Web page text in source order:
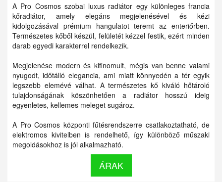
A Pro Cosmos szobai luxus radiátor egy különleges francia
kőradiátor, amely elegáns megjelenésével és kézi
kidolgozásával prémium hangulatot teremt az enteriőrben.
Természetes kőből készül, felületét kézzel festik, ezért minden
darab egyedi karakterrel rendelkezik.
Megjelenése modern és kifinomult, mégis van benne valami
nyugodt, időtálló elegancia, ami miatt könnyedén a tér egyik
legszebb elemévé válhat. A természetes kő kiváló hőtároló
tulajdonságának köszönhetően a radiátor hosszú ideig
egyenletes, kellemes meleget sugároz.
A Pro Cosmos központi fűtésrendszerre csatlakoztatható, de
elektromos kivitelben is rendelhető, így különböző műszaki
megoldásokhoz is jól alkalmazható.
ÁRAK